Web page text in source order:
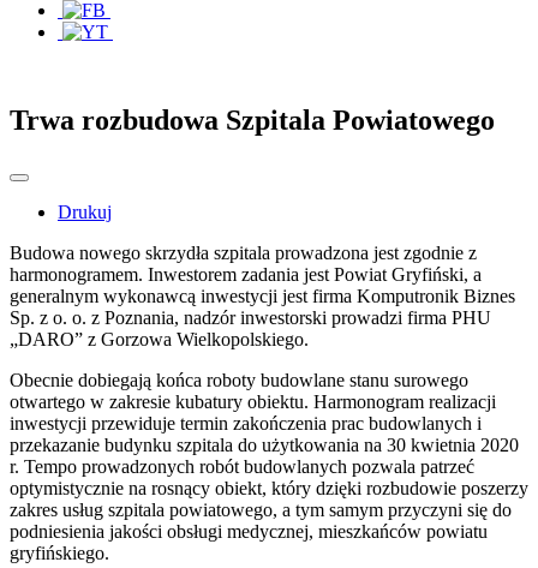
Trwa rozbudowa Szpitala Powiatowego
Drukuj
Budowa nowego skrzydła szpitala prowadzona jest zgodnie z
harmonogramem. Inwestorem zadania jest Powiat Gryfiński, a
generalnym wykonawcą inwestycji jest firma Komputronik Biznes
Sp. z o. o. z Poznania, nadzór inwestorski prowadzi firma PHU
„DARO” z Gorzowa Wielkopolskiego.
Obecnie dobiegają końca roboty budowlane stanu surowego
otwartego w zakresie kubatury obiektu. Harmonogram realizacji
inwestycji przewiduje termin zakończenia prac budowlanych i
przekazanie budynku szpitala do użytkowania na 30 kwietnia 2020
r. Tempo prowadzonych robót budowlanych pozwala patrzeć
optymistycznie na rosnący obiekt, który dzięki rozbudowie poszerzy
zakres usług szpitala powiatowego, a tym samym przyczyni się do
podniesienia jakości obsługi medycznej, mieszkańców powiatu
gryfińskiego.